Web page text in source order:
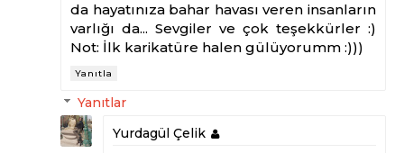
da hayatınıza bahar havası veren insanların
varlığı da... Sevgiler ve çok teşekkürler :)
Not: İlk karikatüre halen gülüyorumm :)))
Yanıtla
Yanıtlar
Yurdagül Çelik